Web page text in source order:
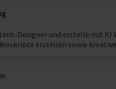
Designer und erstelle mit KI
erstellen sowie